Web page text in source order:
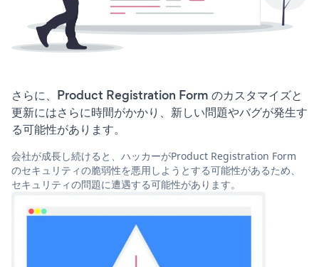
さらに、Product Registration Form のカスタマイズと
更新にはさらに時間がかかり、新しい問題やバグが発生す
る可能性があります。
会社が成長し続けると、ハッカーがProduct Registration Form
のセキュリティの脆弱性を悪用しようとする可能性があるため、
セキュリティの問題に遭遇する可能性があります。